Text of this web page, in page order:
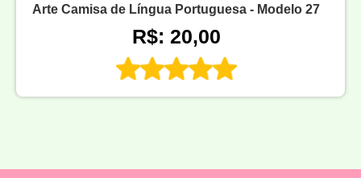
Arte Camisa de Língua Portuguesa - Modelo 27
R$: 20,00